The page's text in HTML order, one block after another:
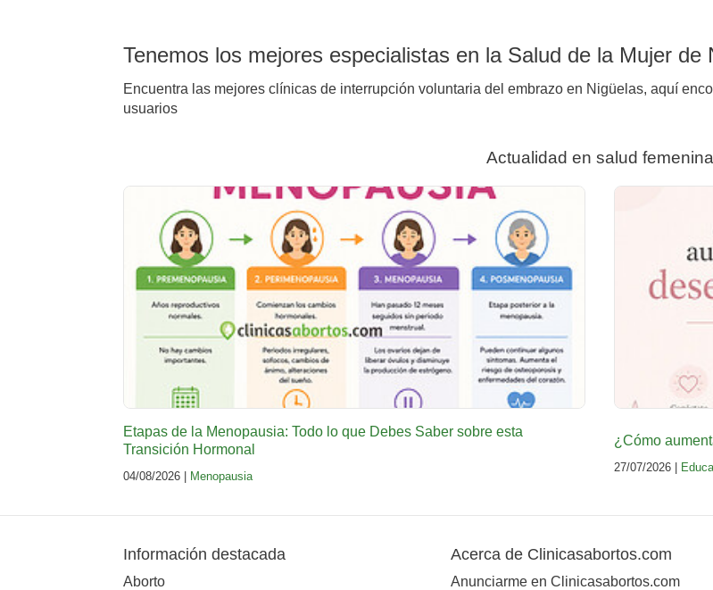
Tenemos los mejores especialistas en la Salud de la Mujer de
Encuentra las mejores clínicas de interrupción voluntaria del embrazo en Nigüelas, aquí
usuarios
Actualidad en salud femenina
Etapas de la Menopausia: Todo lo que Debes Saber sobre esta
Transición Hormonal
04/08/2026 | Menopausia
¿Cómo
27/07/2026 |
Información destacada
Aborto
Acerca de Clinicasabortos.com
Anunciarme en Clinicasabortos.com